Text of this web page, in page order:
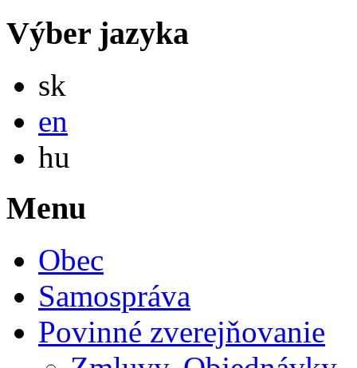
Výber jazyka
sk
en
hu
Menu
Obec
Samospráva
Povinné zverejňovanie